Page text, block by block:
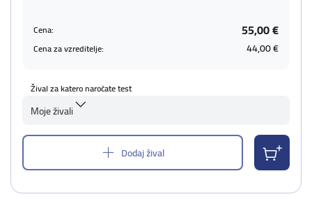
Cena: 55,00 €
Cena za vzreditelje: 44,00 €
Žival za katero naročate test
Moje živali
Dodaj žival